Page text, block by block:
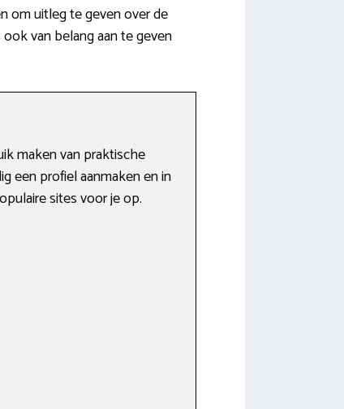
om uitleg te geven over de
van belang aan te geven
maken van praktische
een profiel aanmaken en in
sites voor je op.